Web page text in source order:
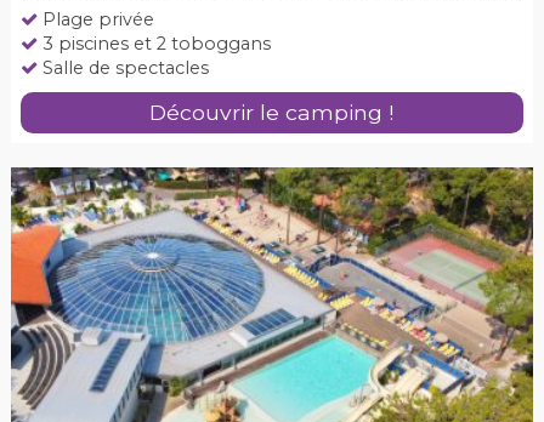
Plage privée
3 piscines et 2 toboggans
Salle de spectacles
Découvrir le camping !